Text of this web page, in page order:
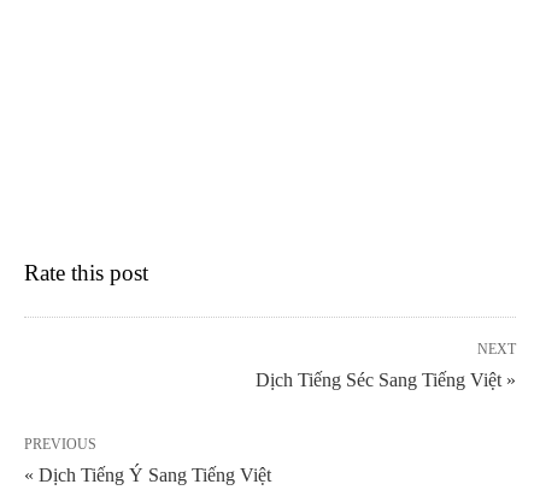
Rate this post
NEXT
Dịch Tiếng Séc Sang Tiếng Việt »
PREVIOUS
« Dịch Tiếng Ý Sang Tiếng Việt